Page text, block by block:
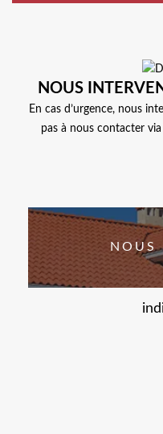
NOUS
En cas d’urgence, nous
pas à nous contacter
NOUS